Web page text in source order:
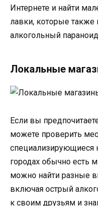
Интернете и найти
лавки, которые также
алкогольный
Локальные
Если вы
можете проверить
специализирующиеся
городах обычно есть
можно найти разные
включая острый
к своим друзьям и